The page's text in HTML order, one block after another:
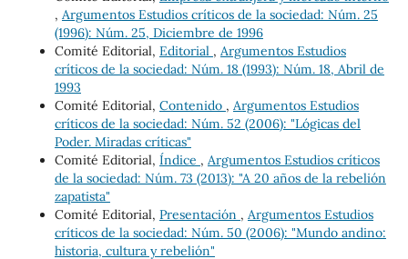
, Argumentos Estudios críticos de la sociedad: Núm. 25
(1996): Núm. 25, Diciembre de 1996
Comité Editorial, Editorial , Argumentos Estudios
críticos de la sociedad: Núm. 18 (1993): Núm. 18, Abril de
1993
Comité Editorial, Contenido , Argumentos Estudios
críticos de la sociedad: Núm. 52 (2006): "Lógicas del
Poder. Miradas críticas"
Comité Editorial, Índice , Argumentos Estudios críticos
de la sociedad: Núm. 73 (2013): "A 20 años de la rebelión
zapatista"
Comité Editorial, Presentación , Argumentos Estudios
críticos de la sociedad: Núm. 50 (2006): "Mundo andino:
historia, cultura y rebelión"